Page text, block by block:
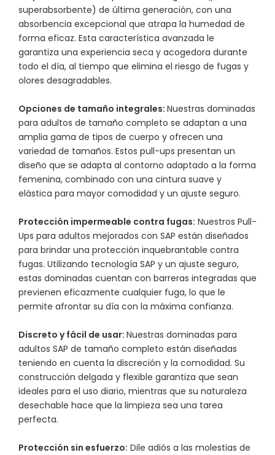
superabsorbente) de última generación, con una
absorbencia excepcional que atrapa la humedad de
forma eficaz. Esta característica avanzada le
garantiza una experiencia seca y acogedora durante
todo el día, al tiempo que elimina el riesgo de fugas y
olores desagradables.
Opciones de tamaño integrales: Nuestras dominadas
para adultos de tamaño completo se adaptan a una
amplia gama de tipos de cuerpo y ofrecen una
variedad de tamaños. Estos pull-ups presentan un
diseño que se adapta al contorno adaptado a la forma
femenina, combinado con una cintura suave y
elástica para mayor comodidad y un ajuste seguro.
Protección impermeable contra fugas: Nuestros Pull-
Ups para adultos mejorados con SAP están diseñados
para brindar una protección inquebrantable contra
fugas. Utilizando tecnología SAP y un ajuste seguro,
estas dominadas cuentan con barreras integradas que
previenen eficazmente cualquier fuga, lo que le
permite afrontar su día con la máxima confianza.
Discreto y fácil de usar: Nuestras dominadas para
adultos SAP de tamaño completo están diseñadas
teniendo en cuenta la discreción y la comodidad. Su
construcción delgada y flexible garantiza que sean
ideales para el uso diario, mientras que su naturaleza
desechable hace que la limpieza sea una tarea
perfecta.
Protección sin esfuerzo: Dile adiós a las molestias de